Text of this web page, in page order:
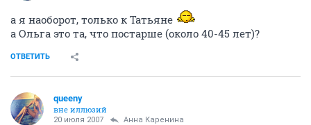
а я наоборот, только к Татьяне
а Ольга это та, что постарше (около 40-45 лет)?
ОТВЕТИТЬ
queeny
вне иллюзий
20 июля 2007 Анна Каренина